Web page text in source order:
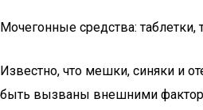
Мочегонные средства: таблетки,
Известно, что мешки, синяки и
быть вызваны внешними